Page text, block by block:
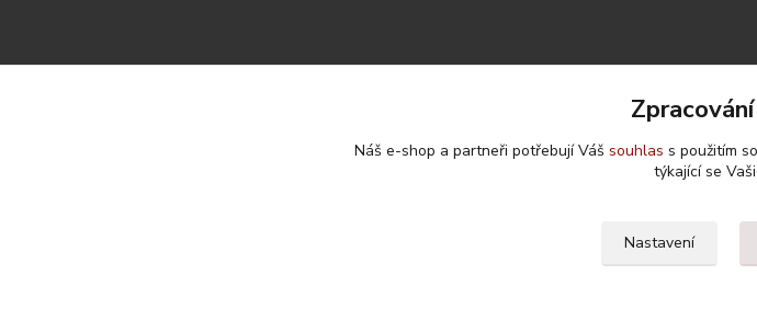
Upravit sběr
Náš e-shop a partneři potřebují Váš souhlas s použitím
týkající se
Nastavení